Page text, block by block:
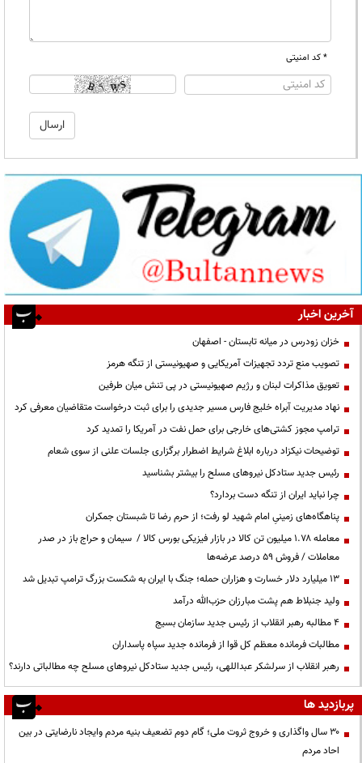
* کد امنیتی
آخرین اخبار
خزان زودرس در میانه تابستان - اصفهان
تصویب منع تردد تجهیزات آمریکایی و صهیونیستی از تنگه هرمز
تعویق مذاکرات لبنان و رژیم صهیونیستی در پی تنش میان طرفین
نهاد مدیریت آبراه خلیج فارس مسیر جدیدی را برای ثبت درخواست متقاضیان معرفی کرد
ترامپ مجوز کشتی‌های خارجی برای حمل نفت در آمریکا را تمدید کرد
توضیحات نیکزاد درباره ابلاغ شرایط اضطرار برگزاری جلسات علنی از سوی شعام
رئیس جدید ستادکل نیروهای مسلح را بیشتر بشناسید
چرا نباید ایران از تنگه دست بردارد؟
پناهگاه‌های زمینیِ امام شهید لو رفت؛ از حرم رضا تا شبستان جمکران
معامله ۱.۷۸ میلیون تن کالا در بازار فیزیکی بورس کالا / سیمان و حراج باز در صدر
معاملات / فروش ۵۹ درصد عرضه‌ها
۱۳ میلیارد دلار خسارت و هزاران حمله؛ جنگ با ایران به شکست بزرگ ترامپ تبدیل شد
ولید جنبلاط هم پشت مبارزان حزب‌الله درآمد
۴ مطالبه رهبر انقلاب از رئیس جدید سازمان بسیج
مطالبات فرمانده معظم کل قوا از فرمانده جدید سپاه پاسداران
رهبر انقلاب از سرلشکر عبداللهی، رئیس جدید ستادکل نیروهای مسلح چه مطالباتی دارند؟
پربازدید ها
۳۰ سال واگذاری و خروج ثروت ملی؛ گام دوم تضعیف بنیه مردم وایجاد نارضایتی در بین
احاد مردم